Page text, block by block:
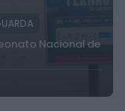
Nacional de